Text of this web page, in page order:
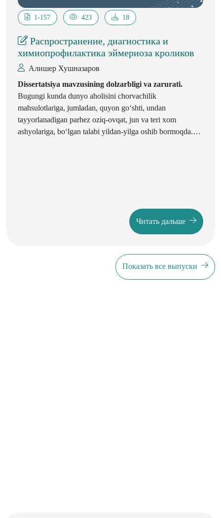
1-157 423 18
Pacnpocтранениe, диагностика и
химиопрофилактика эймериоза кроликов
Алишер Хушназаров
Dissertatsiya mavzusining dolzarbligi va zarurati.
Bugungi kunda dunyo aholisini chorvachilik
mahsulotlariga, jumladan, quyon go‘shti, undan
tayyorlanadigan parhez oziq-ovqat, jun va teri xom
ashyolariga, bo‘lgan talabi yildan-yilga oshib bormoqda.
kasalliklarini aniqlash, davolash va oldini olish chora-
tadbirlarini ishlab chiqish muhim ilmiy va amaliy ahamiyat
Читать дальше
Показать все выпуски